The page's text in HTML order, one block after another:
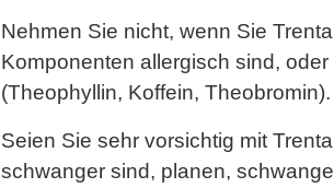
Nehmen Sie nicht, wenn Sie
Komponenten allergisch sind,
(Theophyllin, Koffein, Theobromin).
Seien Sie sehr vorsichtig mit
schwanger sind, planen,